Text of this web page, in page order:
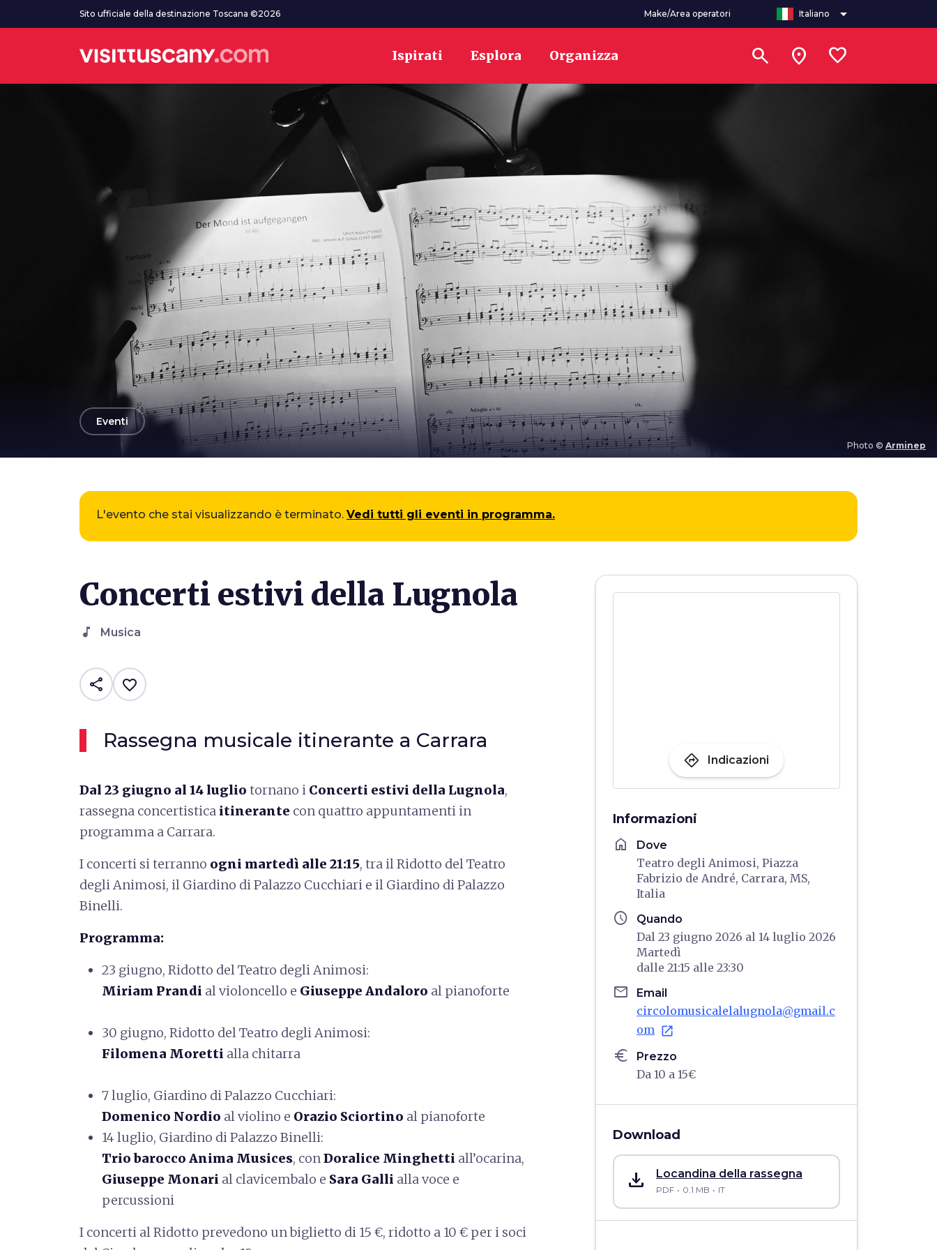
Vai al contenuto principaleSito ufficiale della destinazione Toscana ©2026 Make/Area operatori Italiano arrow_drop_down
Ispirati Esplora Organizza search location_on favorite
Photo © Arminep
arrow_backEventi
L'evento che stai visualizzando è terminato. Vedi tutti gli eventi in programma.
Concerti estivi della Lugnola
music_note Musica
share favorite_border
Rassegna musicale itinerante a Carrara
Dal 23 giugno al 14 luglio tornano i Concerti estivi della Lugnola,
rassegna concertistica itinerante con quattro appuntamenti in
programma a Carrara.
I concerti si terranno ogni martedì alle 21:15, tra il Ridotto del Teatro
degli Animosi, il Giardino di Palazzo Cucchiari e il Giardino di Palazzo
Binelli.
Programma:
23 giugno, Ridotto del Teatro degli Animosi:
Miriam Prandi al violoncello e Giuseppe Andaloro al pianoforte
30 giugno, Ridotto del Teatro degli Animosi:
Filomena Moretti alla chitarra
7 luglio, Giardino di Palazzo Cucchiari:
Domenico Nordio al violino e Orazio Sciortino al pianoforte
14 luglio, Giardino di Palazzo Binelli:
Trio barocco Anima Musices, conDoralice Minghetti all’ocarina,
Giuseppe Monari al clavicembalo e Sara Galli alla voce e
percussioni
I concerti al Ridotto prevedono un biglietto di 15 €, ridotto a 10 € per i soci
directions Indicazioni
Informazioni
home Dove
Teatro degli Animosi, Piazza
Fabrizio de André, Carrara, MS,
Italia
schedule Quando
Dal 23 giugno 2026 al 14 luglio 2026
Martedì
dalle 21:15 alle 23:30
email Email
circolomusicalelalugnola@gmail.c
om open_in_new
euro Prezzo
Da 10 a 15€
Download
save_alt Locandina della rassegna
PDF 0.1 MB IT